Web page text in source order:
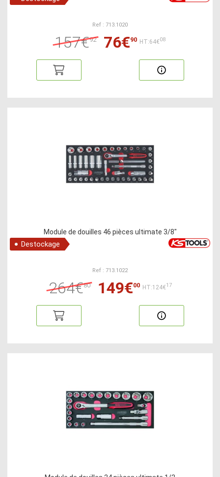
Ref : 713.1020
157€92 76€90 HT:64€08
Module de douilles 46 pièces ultimate 3/8"
Destockage
Ref : 713.1022
264€80 149€00 HT:124€17